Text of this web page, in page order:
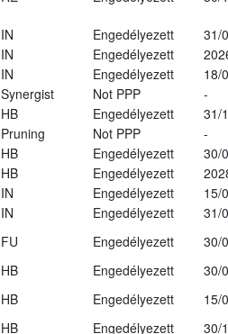
IN Engedélyezett
31/
IN Engedélyezett
IN Engedélyezett
18/
Synergist Not PPP
-
HB Engedélyezett
31/
Pruning Not PPP
-
HB Engedélyezett
30/
HB Engedélyezett
IN Engedélyezett
15/
IN Engedélyezett
31/
FU Engedélyezett
30/
HB Engedélyezett
30/
HB Engedélyezett
15/
HB Engedélyezett
30/